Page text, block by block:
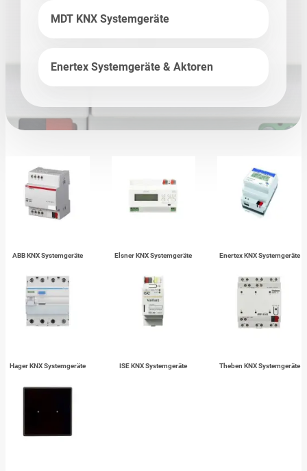
MDT KNX Systemgeräte
Enertex Systemgeräte & Aktoren
ABB KNX Systemgeräte Elsner KNX Systemgeräte Enertex KNX Systemgeräte
Hager KNX Systemgeräte ISE KNX Systemgeräte Theben KNX Systemgeräte